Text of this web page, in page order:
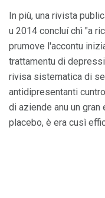
In più, una rivista
u 2014 concluí chì "a
prumove l'accontu
trattamentu di
rivisa sistematica di
antidipresentanti
di aziende anu un
placebo, è era cusì